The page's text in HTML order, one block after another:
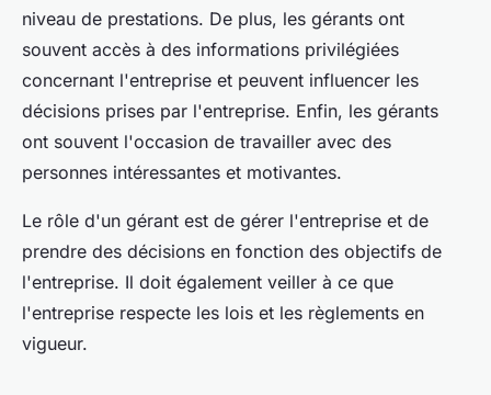
niveau de prestations. De plus, les gérants ont
souvent accès à des informations privilégiées
concernant l'entreprise et peuvent influencer les
décisions prises par l'entreprise. Enfin, les gérants
ont souvent l'occasion de travailler avec des
personnes intéressantes et motivantes.
Le rôle d'un gérant est de gérer l'entreprise et de
prendre des décisions en fonction des objectifs de
l'entreprise. Il doit également veiller à ce que
l'entreprise respecte les lois et les règlements en
vigueur.